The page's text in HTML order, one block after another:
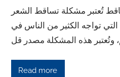
تُعتبر مشكلة تساقط الشعر
تواجه الكثير من الناس في
Read more